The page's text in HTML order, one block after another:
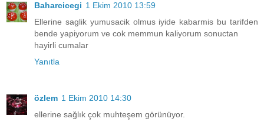
Baharcicegi 1 Ekim 2010 13:59
Ellerine saglik yumusacik olmus iyide kabarmis bu tarifden
bende yapiyorum ve cok memmun kaliyorum sonuctan
hayirli cumalar
Yanıtla
özlem 1 Ekim 2010 14:30
ellerine sağlık çok muhteşem görünüyor.